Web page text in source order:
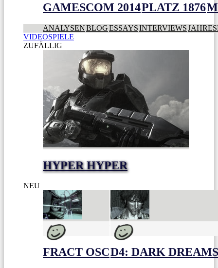
GAMESCOM 2014PLATZ 1876
ANALYSENBLOGESSAYSINTERVIEWS
VIDEOSPIELE
ZUFÄLLIG
HYPER HYPER
NEU
FRACT OSCD4: DARK